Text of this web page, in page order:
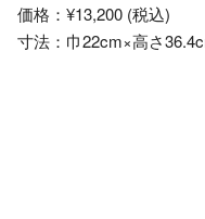
価格：¥13,200 (税込)
寸法：巾22cm×高さ